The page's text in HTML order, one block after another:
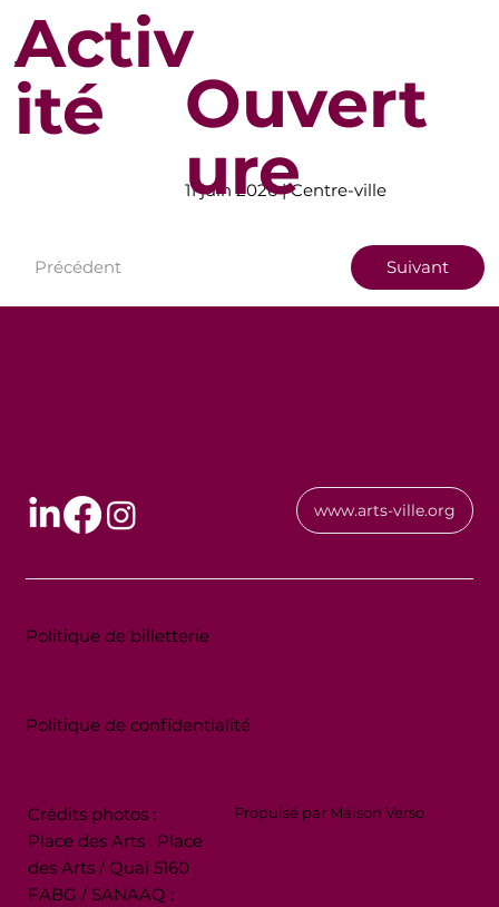
11 juin 2026 | Centre-ville
Ouvert
ure
Activ
ité
Précédent Suivant
www.arts-ville.org
Politique de confidentialité
Politique de billetterie
Crédits photos :
Place des Arts : Place
des Arts / Quai 5160 :
FABG / SANAAQ :
Propulsé par Maison Verso